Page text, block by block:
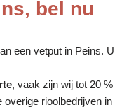
bel nu
een vetput in Peins. U
, vaak zijn wij tot 20 %
overige rioolbedrijven in